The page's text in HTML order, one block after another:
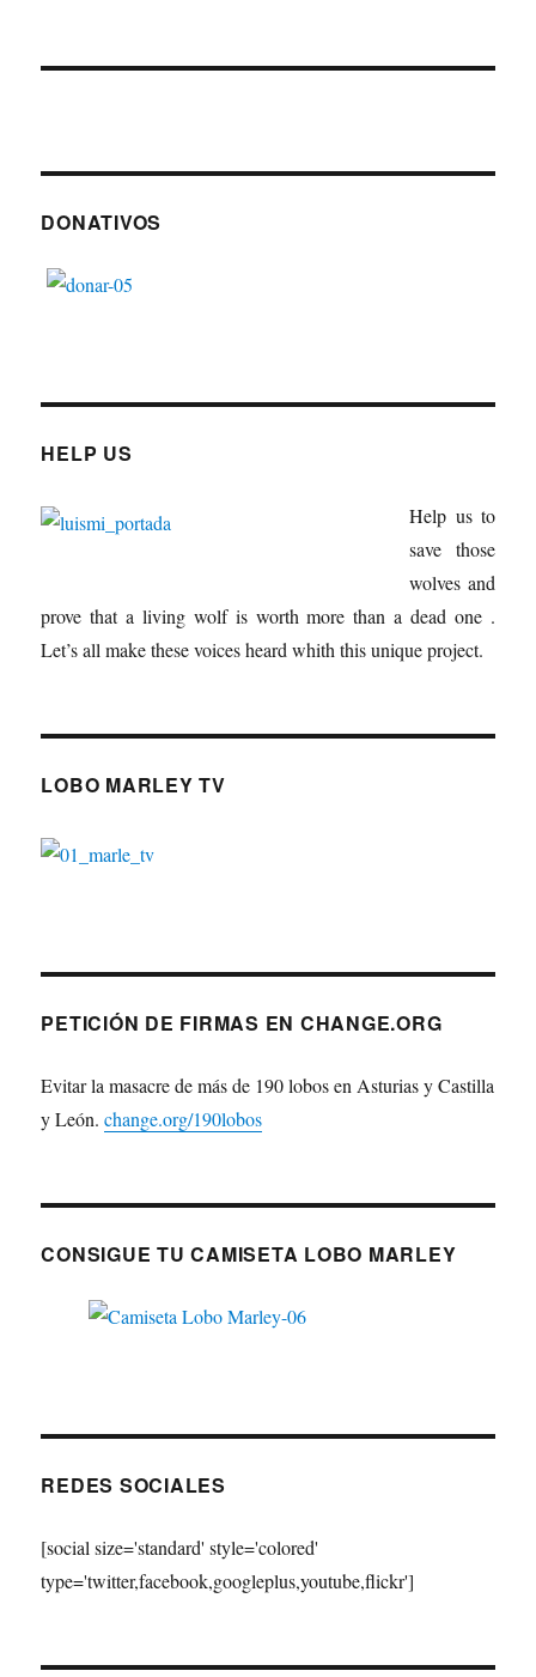
DONATIVOS
HELP US
Help us to
save those
wolves and
prove that a living wolf is worth more than a dead one .
Let’s all make these voices heard whith this unique project.
LOBO MARLEY TV
PETICIÓN DE FIRMAS EN CHANGE.ORG
Evitar la masacre de más de 190 lobos en Asturias y Castilla
y León.change.org/190lobos
CONSIGUE TU CAMISETA LOBO MARLEY
REDES SOCIALES
[social size='standard' style='colored'
type='twitter,facebook,googleplus,youtube,flickr']